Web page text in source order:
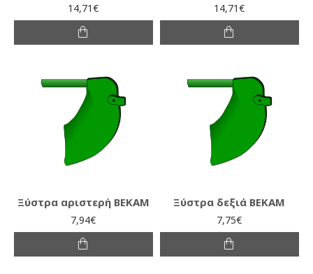
14,71€ 14,71€
Ξύστρα αριστερή ΒΕΚΑΜ
7,94€
Ξύστρα δεξιά ΒΕΚΑΜ
7,75€